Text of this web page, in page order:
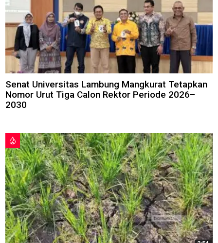
Senat Universitas Lambung Mangkurat Tetapkan
Nomor Urut Tiga Calon Rektor Periode 2026–
2030